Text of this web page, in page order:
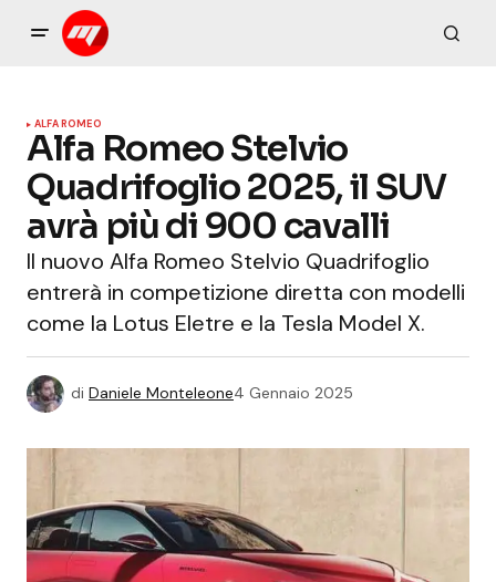
ALFA ROMEO
Alfa Romeo Stelvio
Quadrifoglio 2025, il SUV
avrà più di 900 cavalli
Il nuovo Alfa Romeo Stelvio Quadrifoglio
entrerà in competizione diretta con modelli
come la Lotus Eletre e la Tesla Model X.
di Daniele Monteleone4 Gennaio 2025